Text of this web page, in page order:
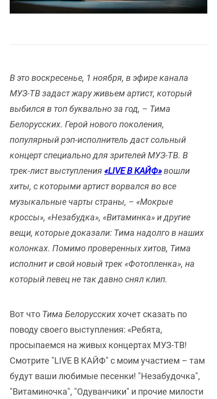
В это воскресенье, 1 ноября, в эфире канала
МУЗ-ТВ задаст жару живьем артист, который
выбился в топ буквально за год, – Тима
Белорусских. Герой нового поколения,
популярный рэп-исполнитель даст сольный
концерт специально для зрителей МУЗ-ТВ. В
трек-лист выступления «LIVE В КАЙФ»вошли
хиты, с которыми артист ворвался во все
музыкальные чарты страны, – «Мокрые
кроссы», «Незабудка», «Витаминка» и другие
вещи, которые доказали: Тима надолго в наших
колонках. Помимо проверенных хитов, Тима
исполнит и свой новый трек «Фотопленка», на
который певец не так давно снял клип.
Вот что Тима Белорусскиххочет сказать по
поводу своего выступления: «Ребята,
просыпаемся на живых концертах МУЗ-ТВ!
Смотрите "LIVE В КАЙФ" с моим участием – там
будут ваши любимые песенки! "Незабудочка",
"Витаминочка", "Одуванчики" и прочие милости